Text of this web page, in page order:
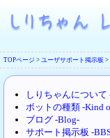
TOPページ > ユーザサポート掲示板 >
しりちゃんについて
ボットの種類 -Kind
ブログ -Blog-
サポート掲示板 -